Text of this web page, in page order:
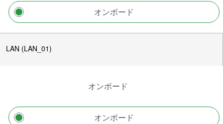
オンボード
LAN (LAN_01)
オンボード
オンボード